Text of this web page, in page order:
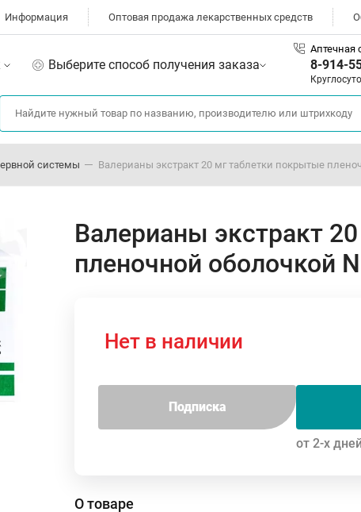
Информация Оптовая продажа лекарственных средств
Выберите способ получения заказа
Аптечная
8-914-
системы Валерианы экстракт 20 мг таблетки покрытые
Валерианы экстракт
пленочной оболочкой
Нет в наличии
Подписка
от 2-х дней
О товаре